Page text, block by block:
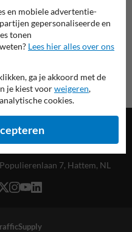
Populierenlaan 7, Hattem, NL
en mobiele advertentie-
gepersonaliseerde en
tonen
Lees hier alles over ons
ga je akkoord met de
je kiest voorweigeren,
cookies.